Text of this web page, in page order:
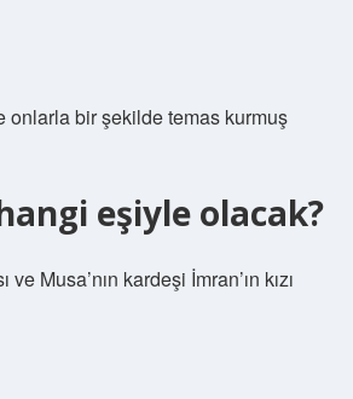
eşiyle olacak?
Musa’nın kardeşi İmran’ın kızı